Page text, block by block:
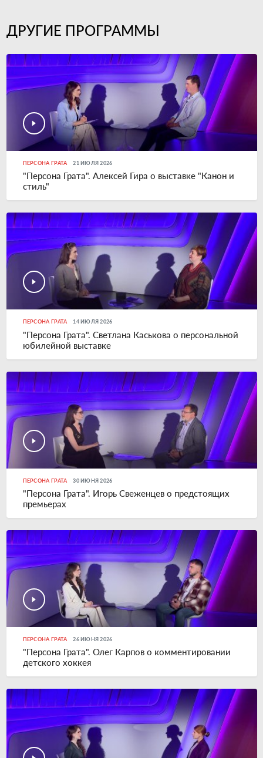
ДРУГИЕ ПРОГРАММЫ
ПЕРСОНА ГРАТА 21 ИЮЛЯ 2026
"Персона Грата". Алексей Гира о выставке "Канон и
стиль"
ПЕРСОНА ГРАТА 14 ИЮЛЯ 2026
"Персона Грата". Светлана Каськова о персональной
юбилейной выставке
ПЕРСОНА ГРАТА 30 ИЮНЯ 2026
"Персона Грата". Игорь Свеженцев о предстоящих
премьерах
ПЕРСОНА ГРАТА 26 ИЮНЯ 2026
"Персона Грата". Олег Карпов о комментировании
детского хоккея